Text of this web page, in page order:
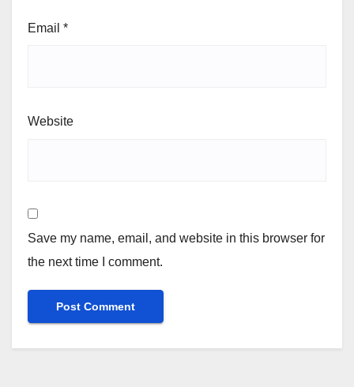
Email *
Website
Save my name, email, and website in this browser for
the next time I comment.